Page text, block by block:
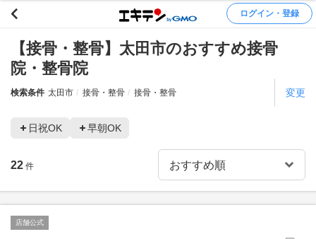
ログイン・登録
【接骨・整骨】太田市のおすすめ接骨
院・整骨院
検索条件 太田市 接骨・整骨 接骨・整骨 変更
日祝OK 早朝OK
22 件
店舗公式